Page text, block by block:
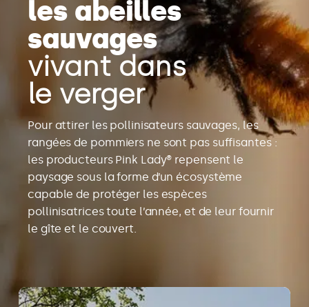
les abeilles
sauvages
vivant dans
le verger
Pour attirer les pollinisateurs sauvages, les
rangées de pommiers ne sont pas suffisantes :
les producteurs Pink Lady® repensent le
paysage sous la forme d’un écosystème
capable de protéger les espèces
pollinisatrices toute l’année, et de leur fournir
le gîte et le couvert.